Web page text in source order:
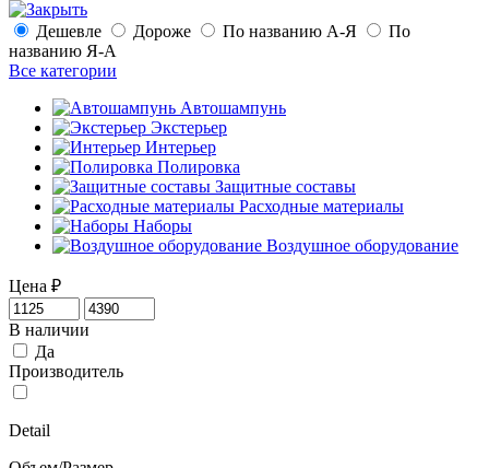
Дешевле Дороже По названию А-Я
По
названию Я-А
Все категории
Автошампунь
Экстерьер
Интерьер
Полировка
Защитные составы
Расходные материалы
Наборы
Воздушное оборудование
Цена ₽
В наличии
Да
Производитель
Detail